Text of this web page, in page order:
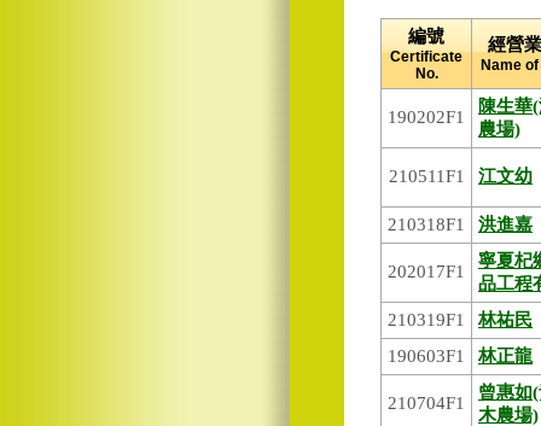
編號
Certificate
No.
經營
Name
190202F1
陳生華
農場)
210511F1 江文幼
210318F1 洪進嘉
202017F1
寧夏杞
品工程
210319F1
林祐民
190603F1
林正龍
210704F1
曾惠如
木農場)